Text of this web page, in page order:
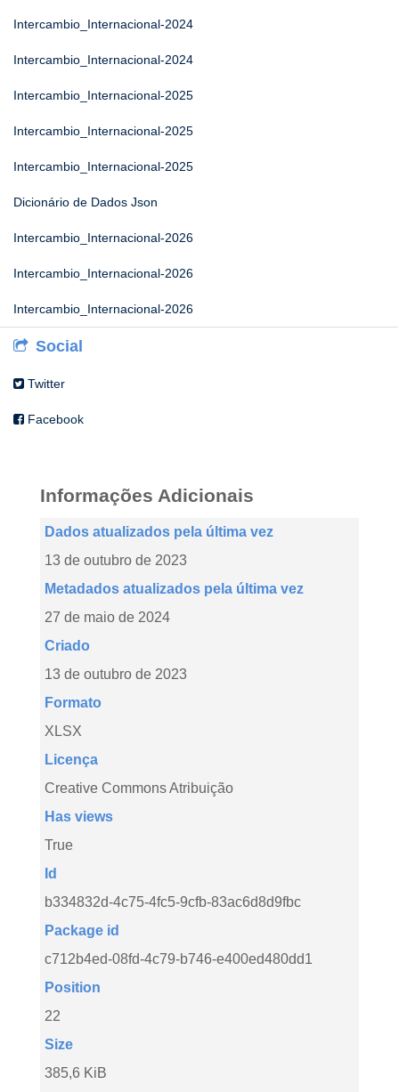
Intercambio_Internacional-2024
Intercambio_Internacional-2024
Intercambio_Internacional-2025
Intercambio_Internacional-2025
Intercambio_Internacional-2025
Dicionário de Dados Json
Intercambio_Internacional-2026
Intercambio_Internacional-2026
Intercambio_Internacional-2026
Social
Twitter
Facebook
Informações Adicionais
Dados atualizados pela última vez
13 de outubro de 2023
Metadados atualizados pela última vez
27 de maio de 2024
Criado
13 de outubro de 2023
Formato
XLSX
Licença
Creative Commons Atribuição
Has views
True
Id
b334832d-4c75-4fc5-9cfb-83ac6d8d9fbc
Package id
c712b4ed-08fd-4c79-b746-e400ed480dd1
Position
22
Size
385,6 KiB